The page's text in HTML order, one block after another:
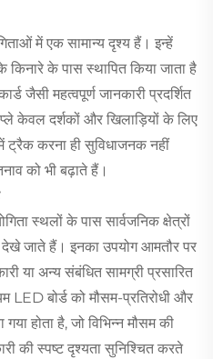
में एक सामान्य दृश्य हैं। इन्हें
के पास स्थापित किया जाता है
जैसी महत्वपूर्ण जानकारी प्रदर्शित
केवल दर्शकों और खिलाड़ियों के लिए
ट्रैक करना ही सुविधाजनक नहीं
को भी बढ़ाते हैं।
स्थलों के पास सार्वजनिक क्षेत्रों
जाते हैं। इनका उपयोग आमतौर पर
या अन्य संबंधित सामग्री प्रसारित
LED बोर्ड को मौसम-प्रतिरोधी और
होता है, जो विभिन्न मौसम की
की स्पष्ट दृश्यता सुनिश्चित करते